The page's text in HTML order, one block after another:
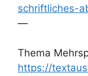
schriftliches-
—
Thema
https://